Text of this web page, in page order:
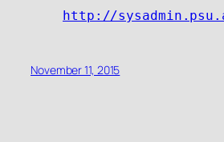
http://
November 11, 2015